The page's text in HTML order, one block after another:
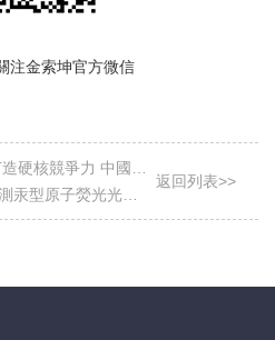
注金索坤官方微信
硬核競爭力 中國儀
會落幕
汞型原子熒光光譜
返回列表>>